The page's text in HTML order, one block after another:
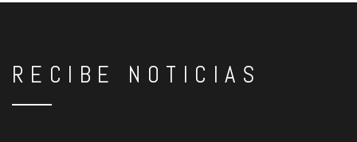
RECIBE NOTICIAS